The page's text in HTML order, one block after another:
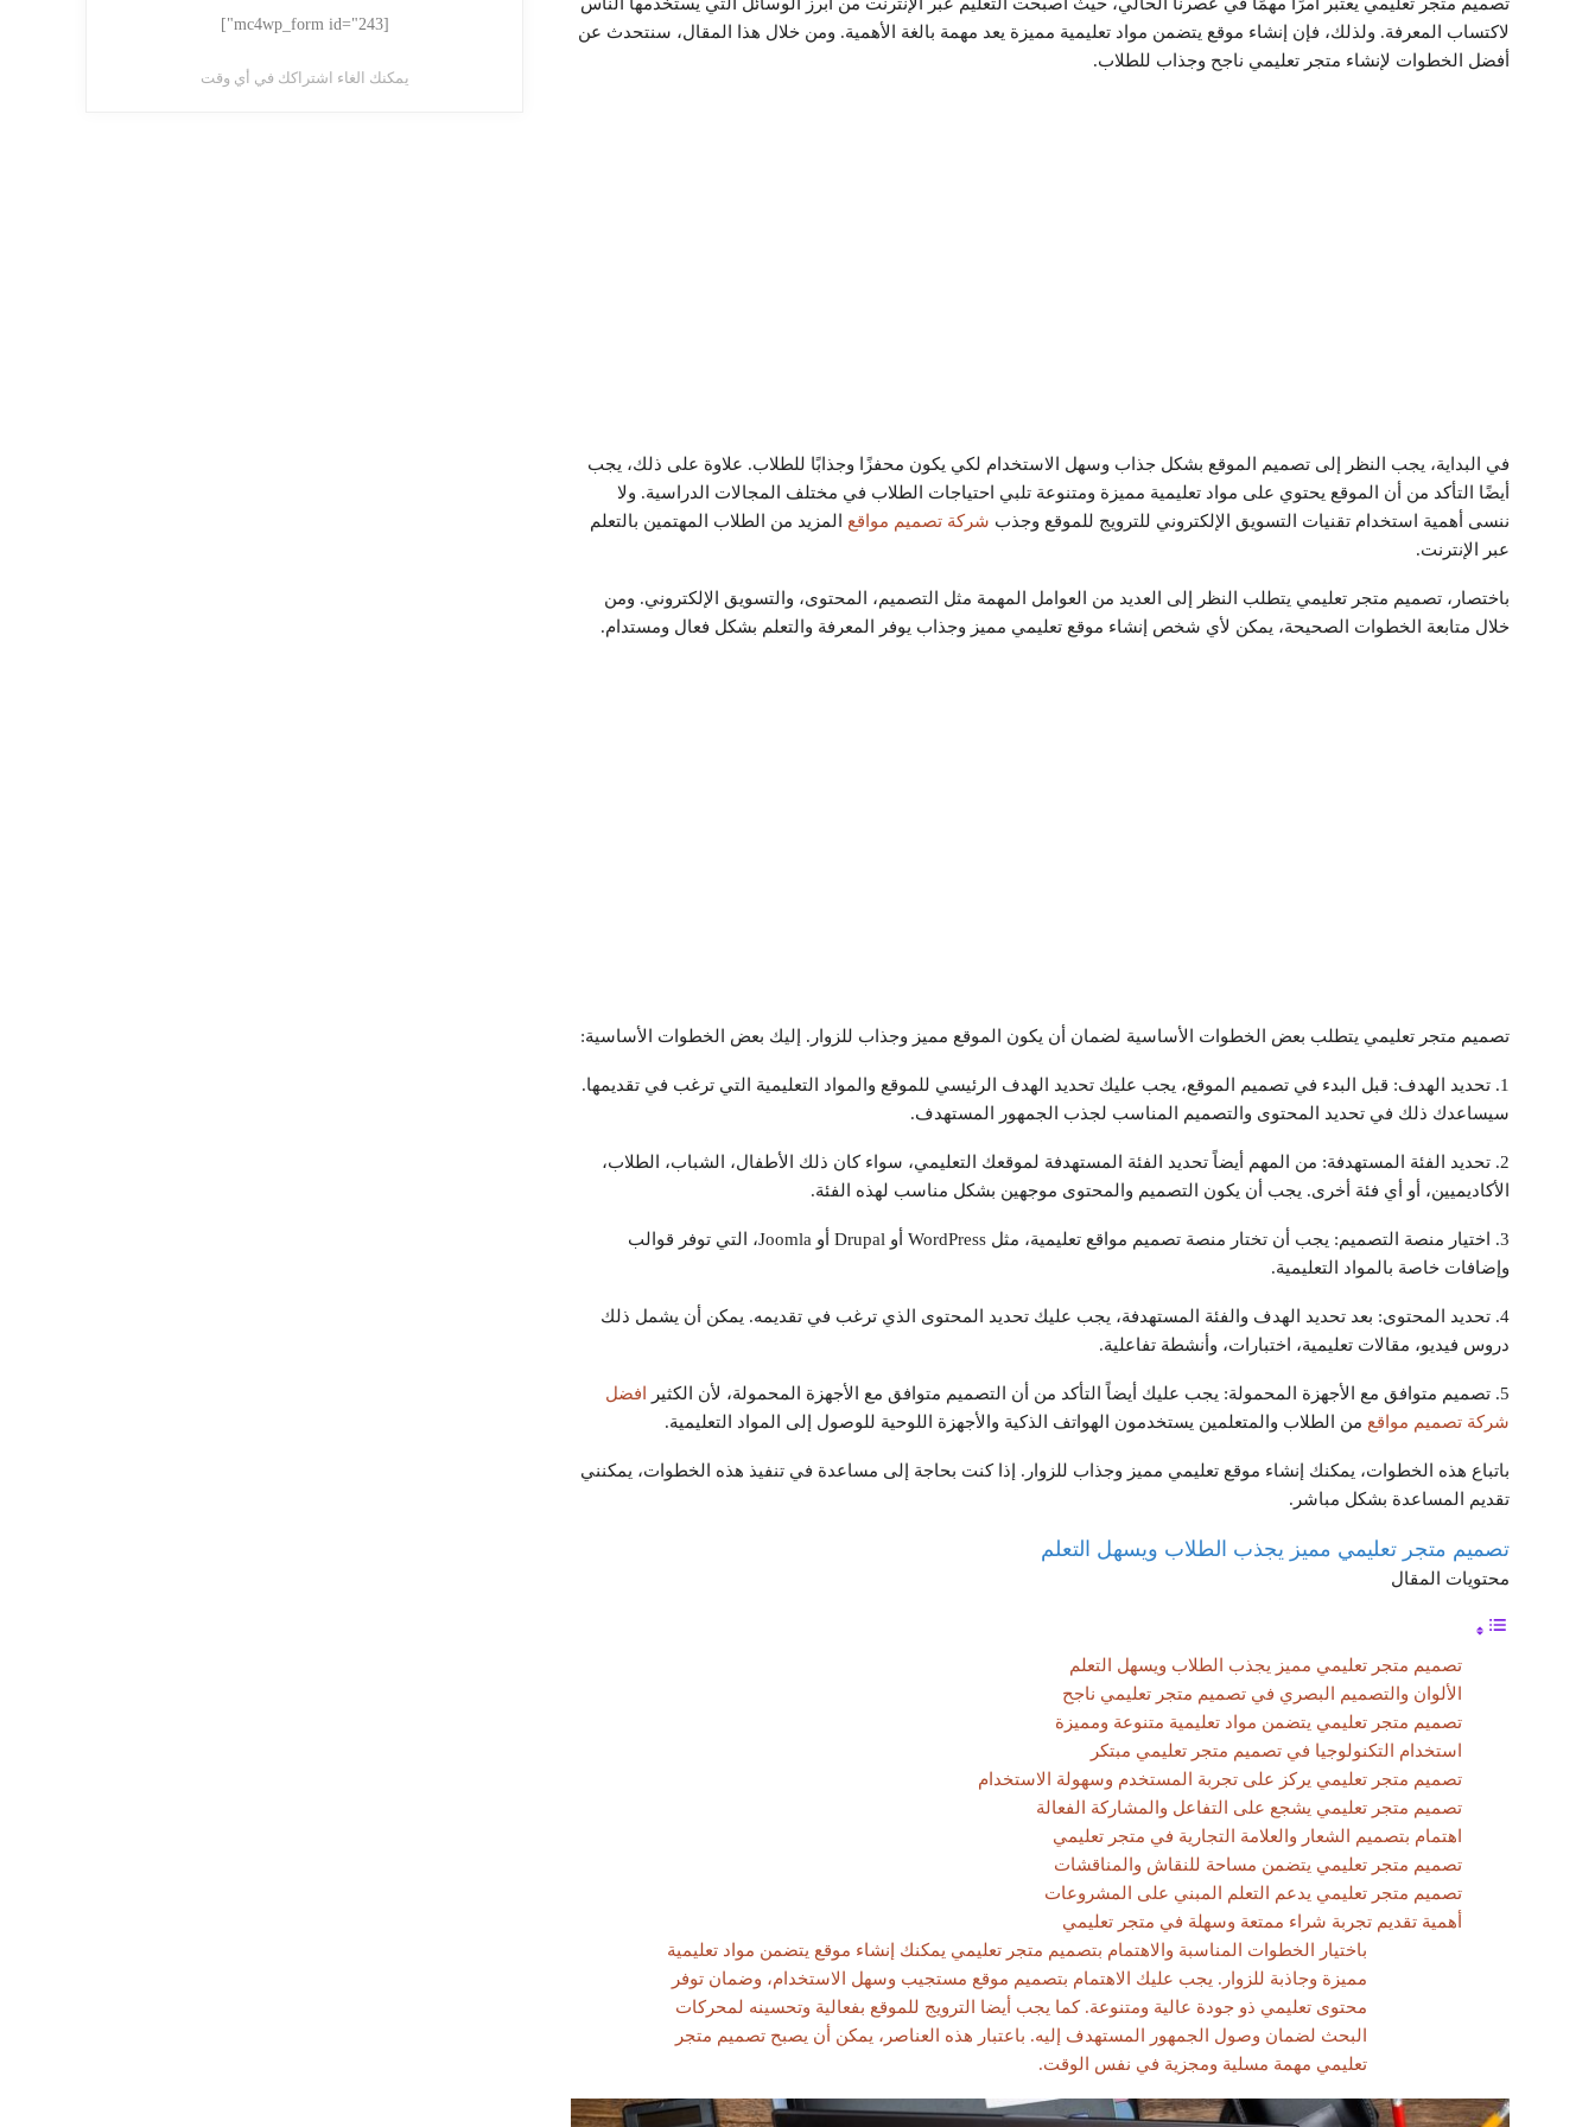
تصميم متجر تعليمي يعتبر أمرًا مهمًا في عصرنا الحالي، حيث أصبحت التعليم عبر الإنترنت من أبرز الوسائل التي يستخدمها الناس
لاكتساب المعرفة. ولذلك، فإن إنشاء موقع يتضمن مواد تعليمية مميزة يعد مهمة بالغة الأهمية. ومن خلال هذا المقال، سنتحدث عن
أفضل الخطوات لإنشاء متجر تعليمي ناجح وجذاب للطلاب.
في البداية، يجب النظر إلى تصميم الموقع بشكل جذاب وسهل الاستخدام لكي يكون محفزًا وجذابًا للطلاب. علاوة على ذلك، يجب
أيضًا التأكد من أن الموقع يحتوي على مواد تعليمية مميزة ومتنوعة تلبي احتياجات الطلاب في مختلف المجالات الدراسية. ولا
ننسى أهمية استخدام تقنيات التسويق الإلكتروني للترويج للموقع وجذب شركة تصميم مواقع المزيد من الطلاب المهتمين بالتعلم
عبر الإنترنت.
باختصار، تصميم متجر تعليمي يتطلب النظر إلى العديد من العوامل المهمة مثل التصميم، المحتوى، والتسويق الإلكتروني. ومن
خلال متابعة الخطوات الصحيحة، يمكن لأي شخص إنشاء موقع تعليمي مميز وجذاب يوفر المعرفة والتعلم بشكل فعال ومستدام.
تصميم متجر تعليمي يتطلب بعض الخطوات الأساسية لضمان أن يكون الموقع مميز وجذاب للزوار. إليك بعض الخطوات الأساسية:
1. تحديد الهدف: قبل البدء في تصميم الموقع، يجب عليك تحديد الهدف الرئيسي للموقع والمواد التعليمية التي ترغب في تقديمها.
سيساعدك ذلك في تحديد المحتوى والتصميم المناسب لجذب الجمهور المستهدف.
2. تحديد الفئة المستهدفة: من المهم أيضاً تحديد الفئة المستهدفة لموقعك التعليمي، سواء كان ذلك الأطفال، الشباب، الطلاب،
الأكاديميين، أو أي فئة أخرى. يجب أن يكون التصميم والمحتوى موجهين بشكل مناسب لهذه الفئة.
3. اختيار منصة التصميم: يجب أن تختار منصة تصميم مواقع تعليمية، مثل WordPress أو Drupal أو Joomla، التي توفر قوالب
وإضافات خاصة بالمواد التعليمية.
4. تحديد المحتوى: بعد تحديد الهدف والفئة المستهدفة، يجب عليك تحديد المحتوى الذي ترغب في تقديمه. يمكن أن يشمل ذلك
دروس فيديو، مقالات تعليمية، اختبارات، وأنشطة تفاعلية.
5. تصميم متوافق مع الأجهزة المحمولة: يجب عليك أيضاً التأكد من أن التصميم متوافق مع الأجهزة المحمولة، لأن الكثير
افضل
شركة تصميم مواقع من الطلاب والمتعلمين يستخدمون الهواتف الذكية والأجهزة اللوحية للوصول إلى المواد التعليمية.
باتباع هذه الخطوات، يمكنك إنشاء موقع تعليمي مميز وجذاب للزوار. إذا كنت بحاجة إلى مساعدة في تنفيذ هذه الخطوات، يمكنني
تقديم المساعدة بشكل مباشر.
تصميم متجر تعليمي مميز يجذب الطلاب ويسهل التعلم
محتويات المقال
تصميم متجر تعليمي مميز يجذب الطلاب ويسهل التعلم
الألوان والتصميم البصري في تصميم متجر تعليمي ناجح
تصميم متجر تعليمي يتضمن مواد تعليمية متنوعة ومميزة
استخدام التكنولوجيا في تصميم متجر تعليمي مبتكر
تصميم متجر تعليمي يركز على تجربة المستخدم وسهولة الاستخدام
تصميم متجر تعليمي يشجع على التفاعل والمشاركة الفعالة
اهتمام بتصميم الشعار والعلامة التجارية في متجر تعليمي
تصميم متجر تعليمي يتضمن مساحة للنقاش والمناقشات
تصميم متجر تعليمي يدعم التعلم المبني على المشروعات
أهمية تقديم تجربة شراء ممتعة وسهلة في متجر تعليمي
باختيار الخطوات المناسبة والاهتمام بتصميم متجر تعليمي يمكنك إنشاء موقع يتضمن مواد تعليمية
مميزة وجاذبة للزوار. يجب عليك الاهتمام بتصميم موقع مستجيب وسهل الاستخدام، وضمان توفر
محتوى تعليمي ذو جودة عالية ومتنوعة. كما يجب أيضا الترويج للموقع بفعالية وتحسينه لمحركات
البحث لضمان وصول الجمهور المستهدف إليه. باعتبار هذه العناصر، يمكن أن يصبح تصميم متجر
تعليمي مهمة مسلية ومجزية في نفس الوقت.
[mc4wp_form id="243"]
يمكنك الغاء اشتراكك في أي وقت